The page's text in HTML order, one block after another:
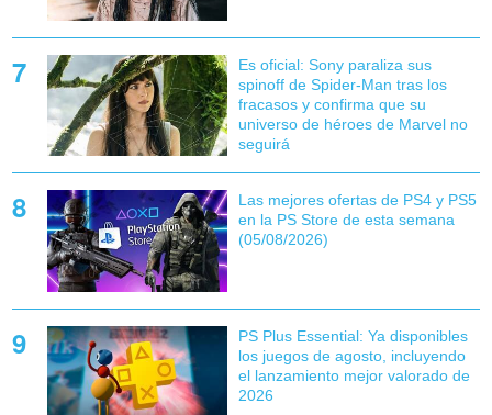
Es oficial: Sony paraliza sus
spinoff de Spider-Man tras los
fracasos y confirma que su
universo de héroes de Marvel no
seguirá
Las mejores ofertas de PS4 y PS5
en la PS Store de esta semana
(05/08/2026)
PS Plus Essential: Ya disponibles
los juegos de agosto, incluyendo
el lanzamiento mejor valorado de
2026